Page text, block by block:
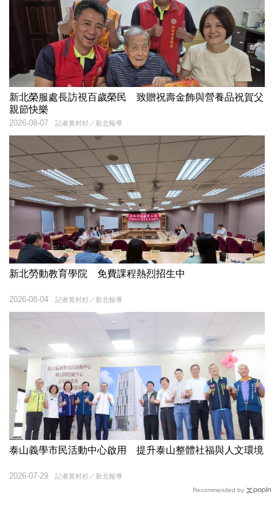
新北榮服處長訪視百歲榮民 致贈祝壽金飾與營養品祝賀父
親節快樂
記者黃村杉／新北報導
2026-08-07
新北勞動教育學院 免費課程熱烈招生中
記者黃村杉／新北報導
2026-08-04
泰山義學市民活動中心啟用 提升泰山整體社福與人文環境
記者黃村杉／新北報導
2026-07-29
Recommended by